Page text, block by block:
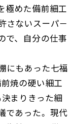
極めた備前細工
さないスーパ－
で、自分の仕事
にもあった七福
焼の硬い細工
まりきった細
であった。現代